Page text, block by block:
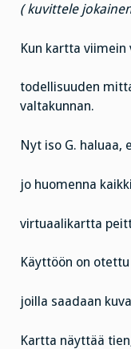
( kuvittele
Kun kartta viimein
todellisuuden
valtakunnan.
Nyt iso G. haluaa,
jo huomenna
virtuaalikartta
Käyttöön on
joilla saadaan
Kartta näyttää